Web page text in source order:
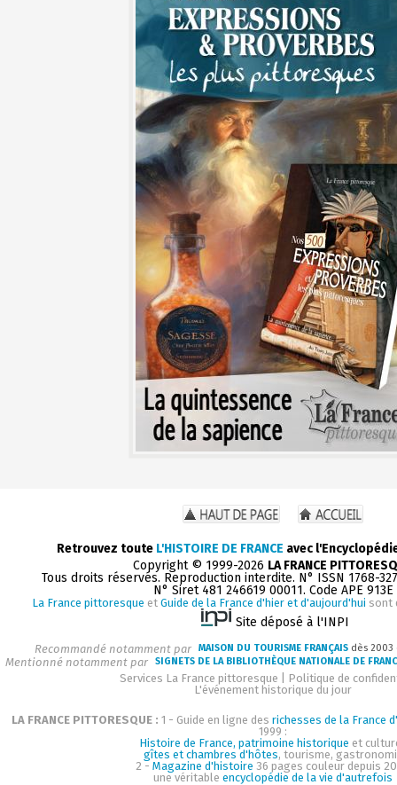
Retrouvez toute L'HISTOIRE DE FRANCE avec
Copyright © 1999-2026 LA FRANCE
Tous droits réservés. Reproduction interdite. N° ISSN 1768-
N° Siret 481 246619 00011. Code APE 913E
La France pittoresque et Guide de la France d'hier et d'aujourd'hui sont
Site déposé à l'INPI
Recommandé notamment par MAISON DU TOURISME FRANÇAIS dès
Mentionné notamment par SIGNETS DE LA BIBLIOTHÈQUE NATIONALE DE
Services La France pittoresque
Politique de
L'événement historique du jour
LA FRANCE PITTORESQUE : 1 - Guide en ligne des richesses de la France
1999 :
Histoire de France, patrimoine historique et
gîtes et chambres d'hôtes, tourisme,
2 - Magazine d'histoire 36 pages couleur depuis
une véritable encyclopédie de la vie d'autrefois